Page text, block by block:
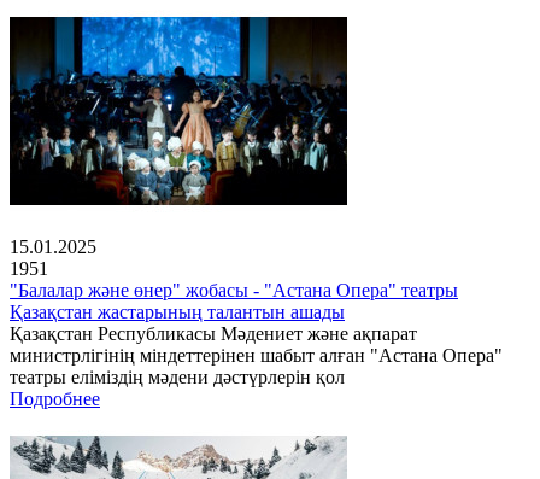
15.01.2025
1951
"Балалар және өнер" жобасы - "Астана Опера" театры
Қазақстан жастарының талантын ашады
Қазақстан Республикасы Мәдениет және ақпарат
министрлігінің міндеттерінен шабыт алған "Астана Опера"
театры еліміздің мәдени дәстүрлерін қол
Подробнее